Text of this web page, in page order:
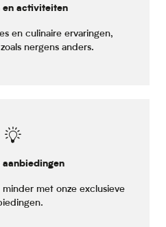
en activiteiten
en culinaire ervaringen,
nergens anders.
aanbiedingen
met onze exclusieve